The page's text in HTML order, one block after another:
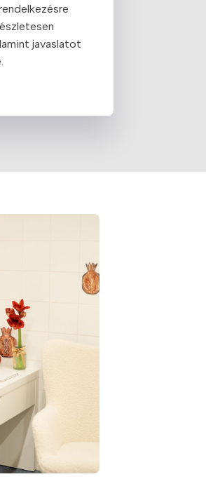
javaslatot